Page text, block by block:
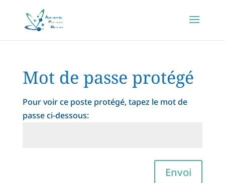
Mot de passe protégé
Pour voir ce poste protégé, tapez le mot de
passe ci-dessous:
Envoi